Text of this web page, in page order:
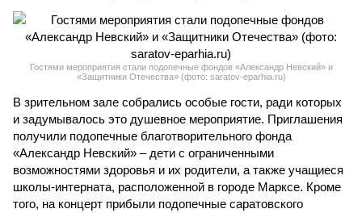
Гостями мероприятия стали подопечные фондов «Александр Невский» и
«Защитники Отечества» (фото: saratov-eparhia.ru)
В зрительном зале собрались особые гости, ради которых
и задумывалось это душевное мероприятие. Приглашения
получили подопечные благотворительного фонда
«Александр Невский» – дети с ограниченными
возможностями здоровья и их родители, а также учащиеся
школы-интерната, расположенной в городе Марксе. Кроме
того, на концерт прибыли подопечные саратовского